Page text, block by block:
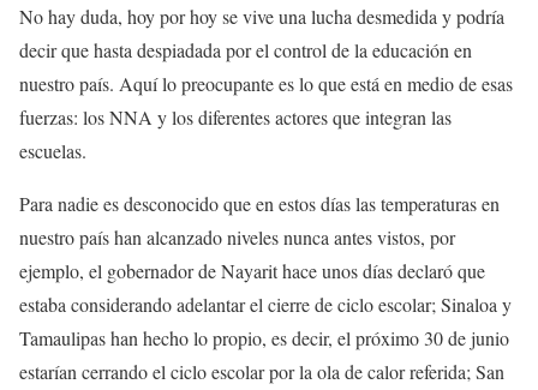
No hay duda, hoy por hoy se vive una lucha desmedida y podría
decir que hasta despiadada por el control de la educación en
nuestro país. Aquí lo preocupante es lo que está en medio de esas
fuerzas: los NNA y los diferentes actores que integran las
escuelas.
Para nadie es desconocido que en estos días las temperaturas en
nuestro país han alcanzado niveles nunca antes vistos, por
ejemplo, el gobernador de Nayarit hace unos días declaró que
estaba considerando adelantar el cierre de ciclo escolar; Sinaloa y
Tamaulipas han hecho lo propio, es decir, el próximo 30 de junio
estarían cerrando el ciclo escolar por la ola de calor referida; San